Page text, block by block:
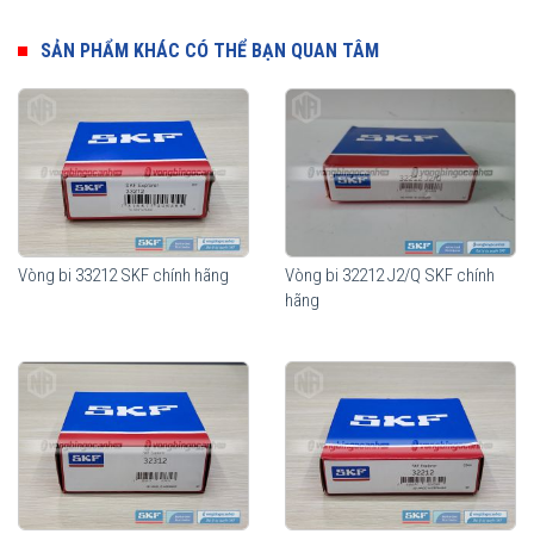
Vòng bi SKF 32012 chính hãng, phân phối bởiVòng bi Ngọc Anh -
Đại lý uỷ quyền SKF.
SẢN PHẨM KHÁC CÓ THỂ BẠN QUAN TÂM
Vòng bi 33212 SKF chính hãng
Vòng bi 32212 J2/Q SKF chính
hãng